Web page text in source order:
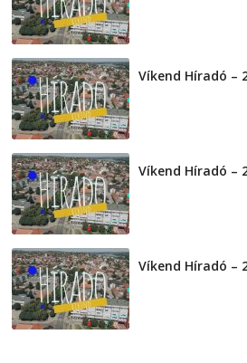
Víkend Híradó –
Víkend Híradó –
Víkend Híradó –